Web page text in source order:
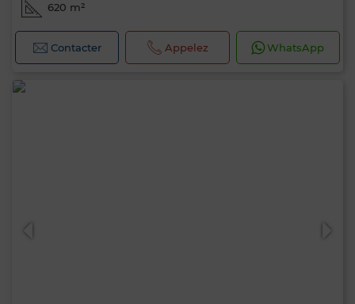
620 m²
Contacter Appelez WhatsApp